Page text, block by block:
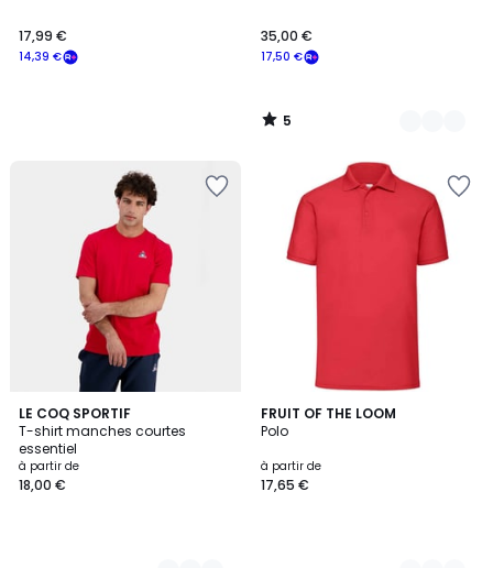
14,39 €
17,99 €
17,50 €
35,00 €
5
/
LE COQ SPORTIF
T-shirt manches courtes
essentiel
à partir de
18,00 €
4
Couleurs
FRUIT OF THE LOOM
Polo
à partir de
17,65 €
14
Couleurs